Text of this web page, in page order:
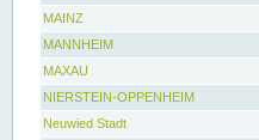
MAINZ
MANNHEIM
MAXAU
NIERSTEIN-OPPENHEIM
Neuwied Stadt